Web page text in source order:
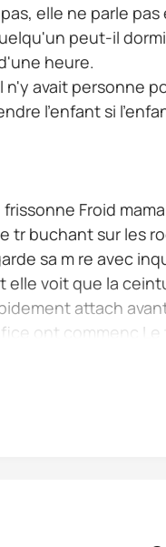
elle ne parle pas
peut-il
heure.
avait personne
l'enfant si
Froid
buchant sur les
sa m re avec
elle voit que la
attach
ont commenc